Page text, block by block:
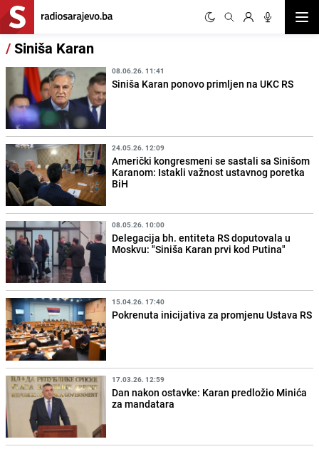
/Siniša Karan
08.06.26. 11:41
Siniša Karan ponovo primljen na UKC RS
24.05.26. 12:09
Američki kongresmeni se sastali sa Sinišom
Karanom: Istakli važnost ustavnog poretka
BiH
08.05.26. 10:00
Delegacija bh. entiteta RS doputovala u
Moskvu: "Siniša Karan prvi kod Putina"
15.04.26. 17:40
Pokrenuta inicijativa za promjenu Ustava RS
17.03.26. 12:59
Dan nakon ostavke: Karan predložio Minića
za mandatara